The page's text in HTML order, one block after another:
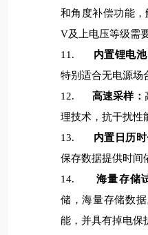
和角度补偿功能
V及上电压等级需要
11.
内置锂电
特别适合无电源场
12.
高速采样：
理技术，抗干扰性
13.
内置日历时
保存数据提供时间
14.
海量存储
储，海量存储数
能，并具有掉电保